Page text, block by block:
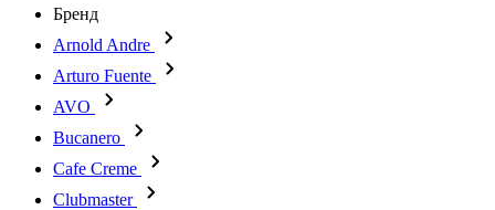
Бренд
Arnold Andre
Arturo Fuente
AVO
Bucanero
Cafe Creme
Clubmaster